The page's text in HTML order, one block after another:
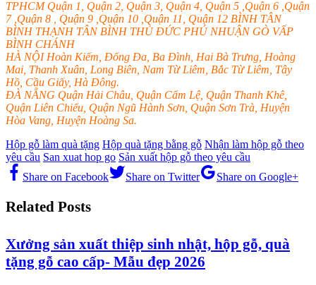
TPHCM Quận 1, Quận 2, Quận 3, Quận 4, Quận 5 ,Quận 6 ,Quận
7 ,Quận 8 , Quận 9 ,Quận 10 ,Quận 11, Quận 12 BÌNH TÂN
BÌNH THẠNH TÂN BÌNH THỦ ĐỨC PHÚ NHUẬN GÒ VẤP
BÌNH CHÁNH
HÀ NỘI Hoàn Kiếm, Đống Đa, Ba Đình, Hai Bà Trưng, Hoàng
Mai, Thanh Xuân, Long Biên, Nam Từ Liêm, Bắc Từ Liêm, Tây
Hồ, Cầu Giấy, Hà Đông.
ĐÀ NẴNG Quận Hải Châu, Quận Cẩm Lệ, Quận Thanh Khê,
Quận Liên Chiểu, Quận Ngũ Hành Sơn, Quận Sơn Trà, Huyện
Hòa Vang, Huyện Hoàng Sa.
Hộp gỗ làm quà tặng Hộp quà tặng bằng gỗ Nhận làm hộp gỗ theo
yêu cầu San xuat hop go Sản xuất hộp gỗ theo yêu cầu
Share on Facebook
Share on Twitter Share on Google+
Related Posts
Xưởng sản xuất thiệp sinh nhật, hộp gỗ, quà
tặng gỗ cao cấp- Mẫu đẹp 2026